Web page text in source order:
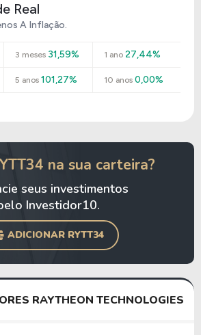
Real
A Inflação.
3 meses 31,59% 1 ano27,44%
5 anos 101,27% 10 anos0,00%
na sua carteira?
seus investimentos
Investidor10.
ADICIONAR RYTT34
RAYTHEON TECHNOLOGIES